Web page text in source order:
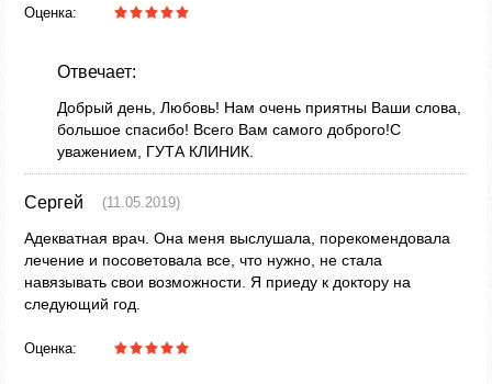
Оценка:
Отвечает:
Добрый день, Любовь! Нам очень приятны Ваши слова,
большое спасибо! Всего Вам самого доброго!С
уважением, ГУТА КЛИНИК.
Сергей (11.05.2019)
Адекватная врач. Она меня выслушала, порекомендовала
лечение и посоветовала все, что нужно, не стала
навязывать свои возможности. Я приеду к доктору на
следующий год.
Оценка: